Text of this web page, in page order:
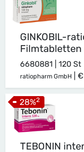
GINKOBIL-
Filmtabletten
6680881 | 120 St
ratiopharm GmbH €
TEBONIN
28%2